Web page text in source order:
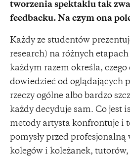
tworzenia spektaklu tak
feedbacku. Na czym ona
Każdy ze studentów
research) na różnych
każdym razem określa, czego
dowiedzieć od oglądających
rzeczy ogólne albo bardzo
każdy decyduje sam. Co jest
metody artysta konfrontuje i
pomysły przed profesjonalną
kolegów i koleżanek,